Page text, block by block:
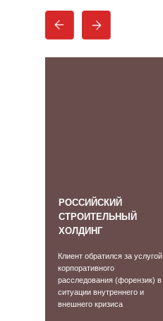
Клиент обратился за услугой
корпоративного
расследования (форензик) в
ситуации внутреннего и
внешнего кризиса
РОССИЙСКИЙ
СТРОИТЕЛЬНЫЙ
ХОЛДИНГ